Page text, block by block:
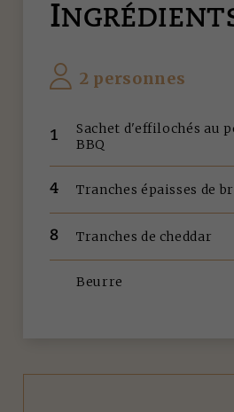
I
2 personnes
1
Sachet d'effilochés au
BBQ
4 Tranches épaisses de
8 Tranches de cheddar
Beurre